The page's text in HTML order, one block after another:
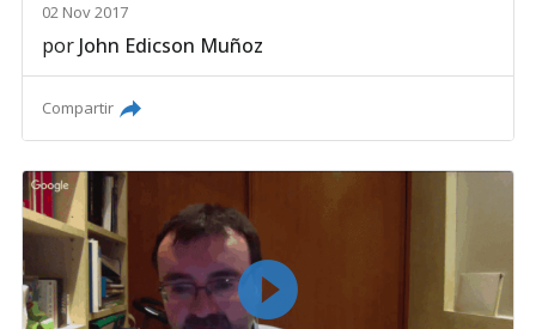
02 Nov 2017
por John Edicson Muñoz
Compartir